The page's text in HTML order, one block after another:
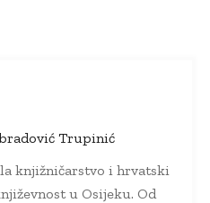
Trupinić
knjižničarstvo i hrvatski
u Osijeku. Od